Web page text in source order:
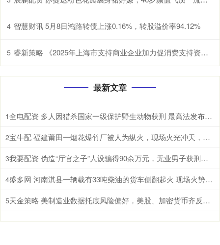
4 智慧财讯 5月8日鸿路转债上涨0.16%，转股溢价率94.12%
5 睿新策略 《2025年上海市支持商业企业加力促消费支持资金（服务消费场景创建项目）申报指南》发布
最新文章
1 全电配资 多人因猎杀国家一级保护野生动物获刑 最高法发布一批典型案例
2 宝牛配 福建莆田一烟花爆竹厂被人为纵火，现场火光冲天，居民称听到多声巨响
3 我要配资 伪造“厅官之子”人设骗得90余万元，无业男子获刑十年六个月
4 盛多网 河南淇县一辆载有33吨柴油的货车侧翻起火 现场火势汹汹冒出大量浓烟
5 天金策略 美制造业数据托底风险偏好，美股、加密货币齐反弹、美元续涨，金银企稳，原油重挫